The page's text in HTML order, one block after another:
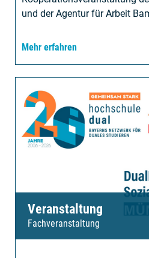
und der Agentur für Arbeit
Mehr erfahren
Veranstaltung
Fachveranstaltung